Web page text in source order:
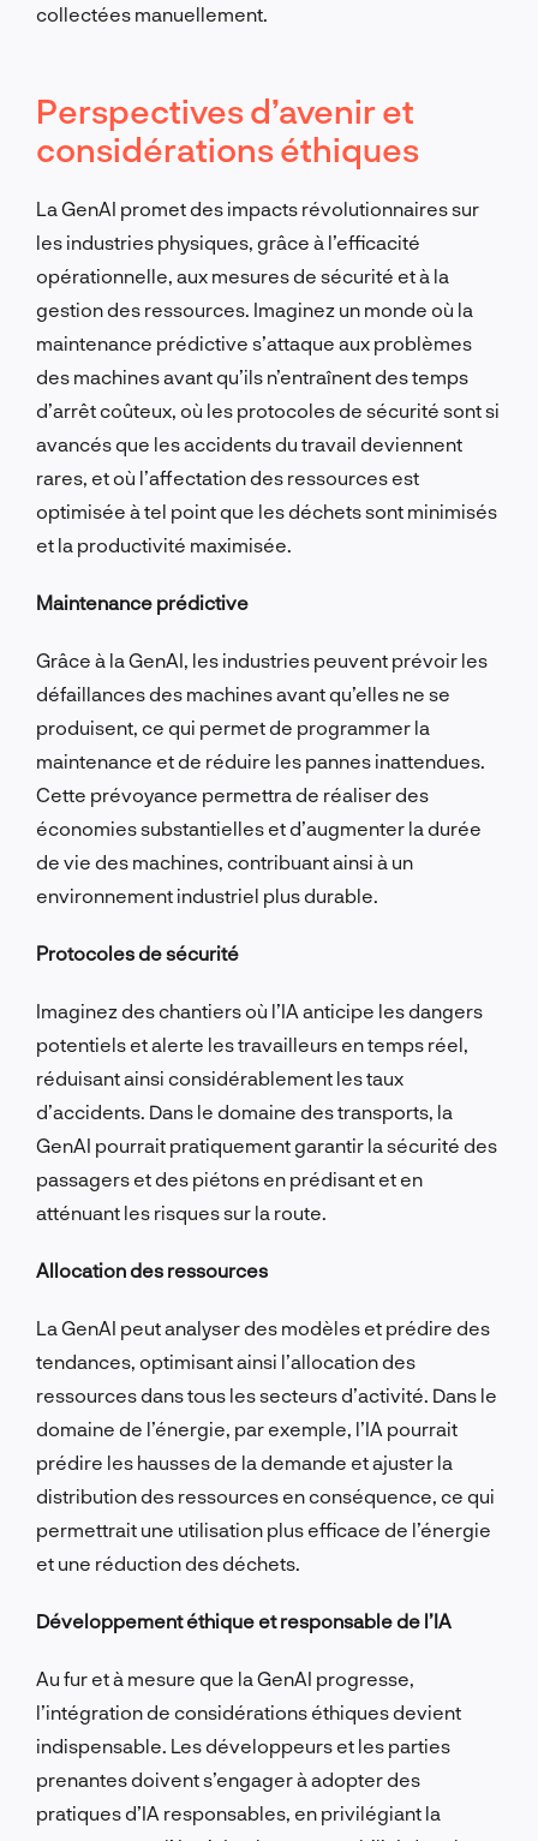
collectées manuellement.
Perspectives d’avenir et
considérations éthiques
La GenAI promet des impacts révolutionnaires sur
les industries physiques, grâce à l’efficacité
opérationnelle, aux mesures de sécurité et à la
gestion des ressources. Imaginez un monde où la
maintenance prédictive s’attaque aux problèmes
des machines avant qu’ils n’entraînent des temps
d’arrêt coûteux, où les protocoles de sécurité sont si
avancés que les accidents du travail deviennent
rares, et où l’affectation des ressources est
optimisée à tel point que les déchets sont minimisés
et la productivité maximisée.
Maintenance prédictive
Grâce à la GenAI, les industries peuvent prévoir les
défaillances des machines avant qu’elles ne se
produisent, ce qui permet de programmer la
maintenance et de réduire les pannes inattendues.
Cette prévoyance permettra de réaliser des
économies substantielles et d’augmenter la durée
de vie des machines, contribuant ainsi à un
environnement industriel plus durable.
Protocoles de sécurité
Imaginez des chantiers où l’IA anticipe les dangers
potentiels et alerte les travailleurs en temps réel,
réduisant ainsi considérablement les taux
d’accidents. Dans le domaine des transports, la
GenAI pourrait pratiquement garantir la sécurité des
passagers et des piétons en prédisant et en
atténuant les risques sur la route.
Allocation des ressources
La GenAI peut analyser des modèles et prédire des
tendances, optimisant ainsi l’allocation des
ressources dans tous les secteurs d’activité. Dans le
domaine de l’énergie, par exemple, l’IA pourrait
prédire les hausses de la demande et ajuster la
distribution des ressources en conséquence, ce qui
permettrait une utilisation plus efficace de l’énergie
et une réduction des déchets.
Développement éthique et responsable de l’IA
Au fur et à mesure que la GenAI progresse,
l’intégration de considérations éthiques devient
indispensable. Les développeurs et les parties
prenantes doivent s’engager à adopter des
pratiques d’IA responsables, en privilégiant la